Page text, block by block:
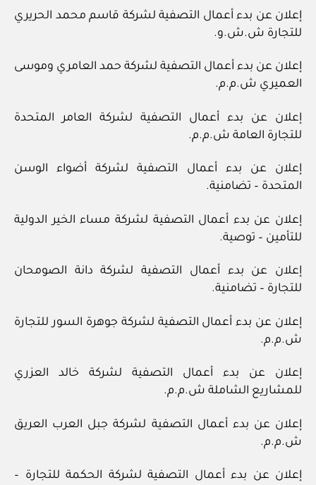
إعلان عن بدء أعمال التصفية لشركة قاسم محمد الحريري
للتجارة ش.ش.و.
إعلان عن بدء أعمال التصفية لشركة حمد العامري وموسى
العميري ش.م.م.
إعلان عن بدء أعمال التصفية لشركة العامر المتحدة
للتجارة العامة ش.م.م.
إعلان عن بدء أعمال التصفية لشركة أضواء الوسن
المتحدة – تضامنية.
إعلان عن بدء أعمال التصفية لشركة مساء الخير الدولية
للتأمين – توصية.
إعلان عن بدء أعمال التصفية لشركة دانة الصومحان
للتجارة – تضامنية.
إعلان عن بدء أعمال التصفية لشركة جوهرة السور للتجارة
ش.م.م.
إعلان عن بدء أعمال التصفية لشركة خالد العزري
للمشاريع الشاملة ش.م.م.
إعلان عن بدء أعمال التصفية لشركة جبل العرب العريق
ش.م.م.
إعلان عن بدء أعمال التصفية لشركة الحكمة للتجارة –